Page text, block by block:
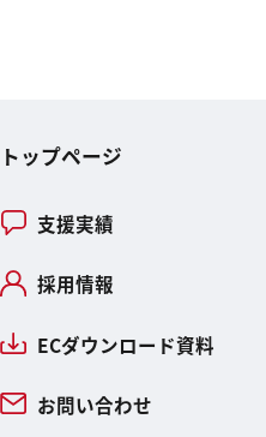
トップページ
支援実績
採用情報
ECダウンロード資料
お問い合わせ